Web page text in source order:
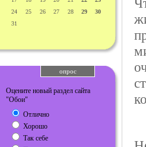
24
25 26 27 28 29
30
31
опрос
Оцените новый раздел сайта
"Обои"
Отлично
Хорошо
Так себе